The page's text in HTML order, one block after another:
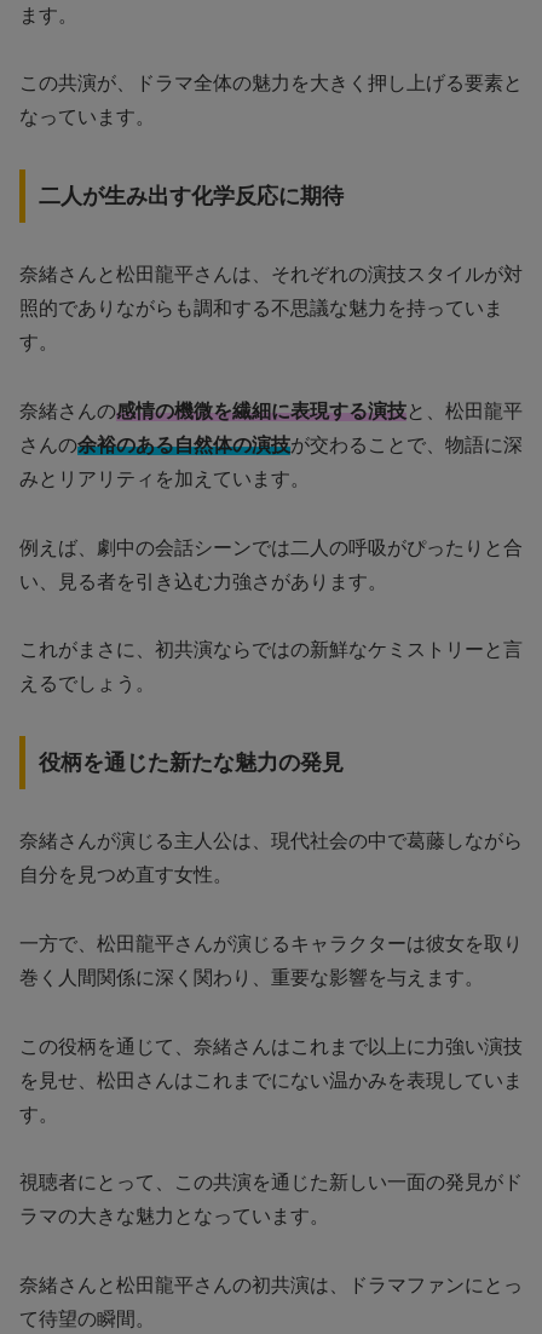
ます。
この共演が、ドラマ全体の魅力を大きく押し上げる要素と
なっています。
二人が生み出す化学反応に期待
奈緒さんと松田龍平さんは、それぞれの演技スタイルが対
照的でありながらも調和する不思議な魅力を持っていま
す。
奈緒さんの感情の機微を繊細に表現する演技と、松田龍平
さんの余裕のある自然体の演技が交わることで、物語に深
みとリアリティを加えています。
例えば、劇中の会話シーンでは二人の呼吸がぴったりと合
い、見る者を引き込む力強さがあります。
これがまさに、初共演ならではの新鮮なケミストリーと言
えるでしょう。
役柄を通じた新たな魅力の発見
奈緒さんが演じる主人公は、現代社会の中で葛藤しながら
自分を見つめ直す女性。
一方で、松田龍平さんが演じるキャラクターは彼女を取り
巻く人間関係に深く関わり、重要な影響を与えます。
この役柄を通じて、奈緒さんはこれまで以上に力強い演技
を見せ、松田さんはこれまでにない温かみを表現していま
す。
視聴者にとって、この共演を通じた新しい一面の発見がド
ラマの大きな魅力となっています。
奈緒さんと松田龍平さんの初共演は、ドラマファンにとっ
て待望の瞬間。